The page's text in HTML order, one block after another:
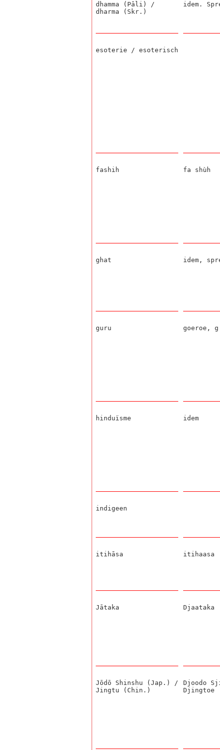
dhamma (Pāli) /
dharma (Skr.)
idem.
esoterie / esoterisch
fashih fa shùh
ghat idem,
guru goeroe, g
hinduïsme idem
indigeen
itihāsa itihaasa
Jātaka Djaataka
Jōdō Shinshu (Jap.) /
Jingtu (Chin.)
Djoodo
Djingtoe